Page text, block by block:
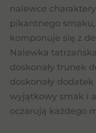
nalewce
pikantnego
komponuje się z
Nalewka
doskonały trunek
doskonały
wyjątkowy smak i
oczarują każdego